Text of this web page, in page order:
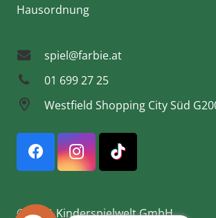
Hausordnung
spiel@farbie.at
01 699 27 25
Westfield Shopping City Süd
© 2021 Kinderspielwelt GmbH